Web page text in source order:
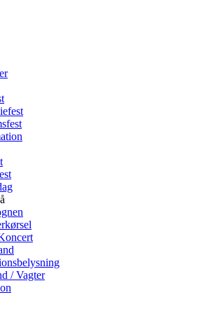
/ Vagter